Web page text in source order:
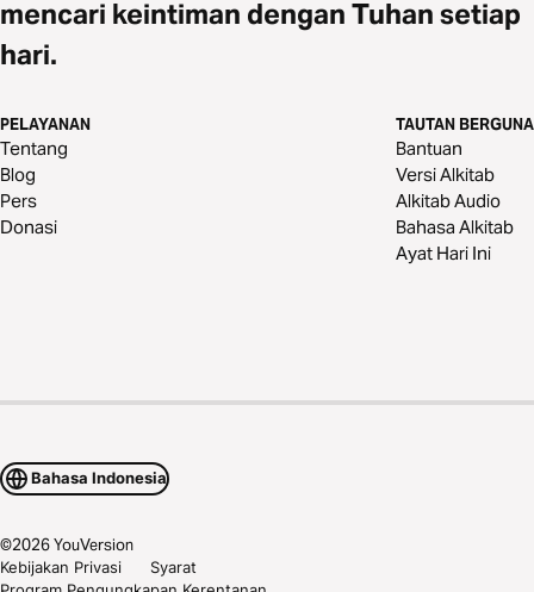
mencari keintiman dengan Tuhan setiap
hari.
PELAYANAN
Tentang
Blog
Pers
Donasi
TAUTAN BERGUNA
Bantuan
Versi Alkitab
Alkitab Audio
Bahasa Alkitab
Ayat Hari Ini
Bahasa Indonesia
©2026YouVersion
Kebijakan Privasi
Syarat